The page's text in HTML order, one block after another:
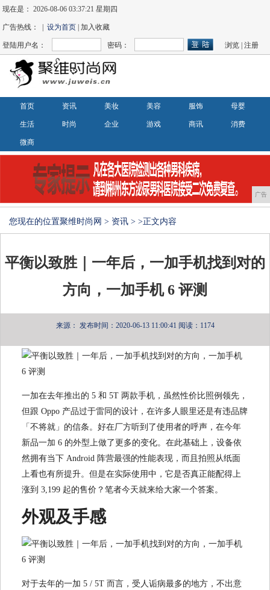
现在是：2026-08-06 03:37:22 星期四
广告热线： |设为首页 | 加入收藏
登陆用户名： 密码： 浏览 |注册
首页 资讯 美妆 美容 服饰 母婴
生活 时尚 企业 游戏 商讯 消费
微商
广告
您现在的位置聚维时尚网 > 资讯 > >正文内容
平衡以致胜｜一年后，一加手机找到对的
方向，一加手机 6 评测
来源： 发布时间：2020-06-13 11:00:41 阅读：1174
一加在去年推出的 5 和 5T 两款手机，虽然性价比照例领先，
但跟 Oppo 产品过于雷同的设计，在许多人眼里还是有违品牌
「不将就」的信条。好在厂方听到了使用者的呼声，在今年
新品一加 6 的外型上做了更多的变化。在此基础上，设备依
然拥有当下 Android 阵营最强的性能表现，而且拍照从纸面
上看也有所提升。但是在实际使用中，它是否真正能配得上
涨到 3,199 起的售价？笔者今天就来给大家一个答案。
外观及手感
对于去年的一加 5 / 5T 而言，受人诟病最多的地方，不出意